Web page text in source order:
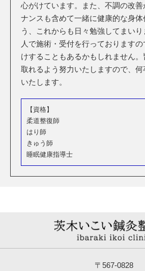
心がけています。また、不調の改
ナンスも含めて一緒に健康的な身体
う、これからも日々勉強してまい
人で施術・受付を行っております
けすることもあるかもしれません
取れるよう努力いたしますので、
いたします。
【資格】
柔道整復師
はり師
きゅう師
睡眠健康指導士
〒567-0828